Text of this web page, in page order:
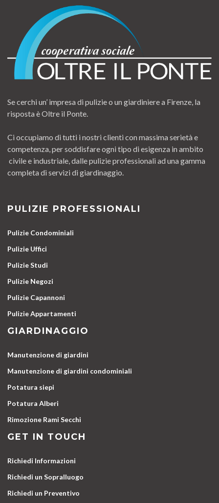
Se cerchi un’ impresa di pulizie o un giardiniere a Firenze, la
risposta è Oltre il Ponte.
Ci occupiamo di tutti i nostri clienti con massima serietà e
competenza, per soddisfare ogni tipo di esigenza in ambito
civile e industriale, dalle pulizie professionali ad una gamma
completa di servizi di giardinaggio.
PULIZIE PROFESSIONALI
Pulizie Condominiali
Pulizie Uffici
Pulizie Studi
Pulizie Negozi
Pulizie Capannoni
Pulizie Appartamenti
GIARDINAGGIO
Manutenzione di giardini
Manutenzione di giardini condominiali
Potatura siepi
Potatura Alberi
Rimozione Rami Secchi
GET IN TOUCH
Richiedi Informazioni
Richiedi un Sopralluogo
Richiedi un Preventivo